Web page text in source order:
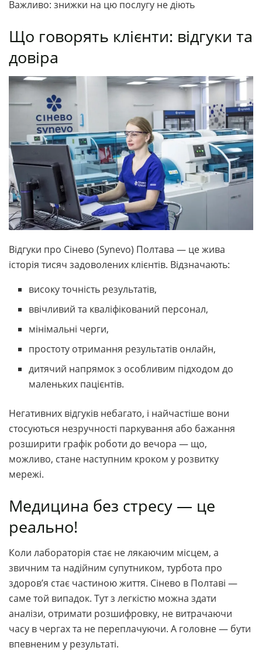
Важливо: знижки на цю послугу не діють
Що говорять клієнти: відгуки та
довіра
Відгуки про Сінево (Synevo) Полтава — це жива
історія тисяч задоволених клієнтів. Відзначають:
високу точність результатів,
ввічливий та кваліфікований персонал,
мінімальні черги,
простоту отримання результатів онлайн,
дитячий напрямок з особливим підходом до
маленьких пацієнтів.
Негативних відгуків небагато, і найчастіше вони
стосуються незручності паркування або бажання
розширити графік роботи до вечора — що,
можливо, стане наступним кроком у розвитку
мережі.
Медицина без стресу — це
реально!
Коли лабораторія стає не лякаючим місцем, а
звичним та надійним супутником, турбота про
здоров’я стає частиною життя. Сінево в Полтаві —
саме той випадок. Тут з легкістю можна здати
аналізи, отримати розшифровку, не витрачаючи
часу в чергах та не переплачуючи. А головне — бути
впевненим у результаті.